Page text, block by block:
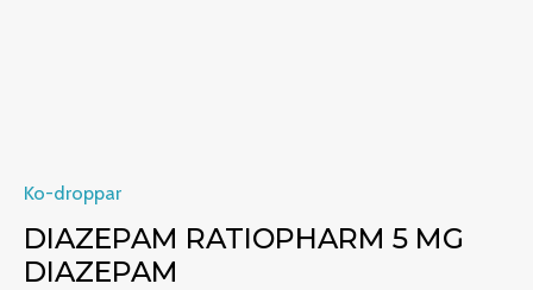
Ko-droppar
DIAZEPAM RATIOPHARM 5 MG
DIAZEPAM